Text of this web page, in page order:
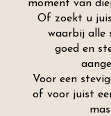
moment van
Of zoekt u
waarbij alle
goed en
Voor een
of voor juist